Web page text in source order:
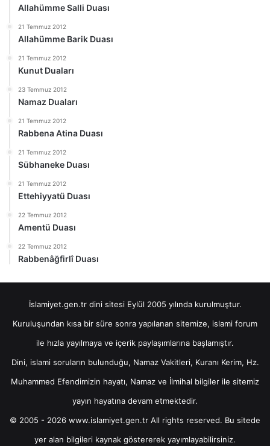
Allahümme Salli Duası
21 Temmuz 2012
Allahümme Barik Duası
21 Temmuz 2012
Kunut Duaları
23 Temmuz 2012
Namaz Duaları
21 Temmuz 2012
Rabbena Atina Duası
21 Temmuz 2012
Sübhaneke Duası
21 Temmuz 2012
Ettehiyyatü Duası
22 Temmuz 2012
Amentü Duası
22 Temmuz 2012
Rabbenâğfirlî Duası
İslamiyet.gen.tr dini sitesi Eylül 2005 yılında kurulmuştur.
Kuruluşundan kısa bir süre sonra yapılanan sitemize, islami forum
ile hızla yayılmaya ve içerik paylaşımlarına başlamıştır.
Dini, islami soruların bulunduğu, Namaz Vakitleri, Kuranı Kerim, Hz.
Muhammed Efendimizin hayatı, Namaz ve İlmihal bilgiler ile sitemiz
yayın hayatına devam etmektedir.
© 2005 - 2026 www.islamiyet.gen.tr All rights reserved. Bu sitede
yer alan bilgileri kaynak göstererek yayımlayabilirsiniz.